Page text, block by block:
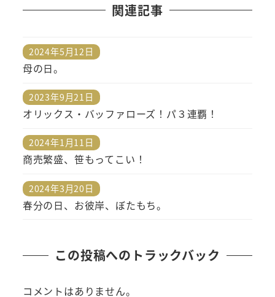
関連記事
母の日。
投稿日
2024年5月12日
オリックス・バッファローズ！パ３連覇！
投稿日
2023年9月21日
商売繁盛、笹もってこい！
投稿日
2024年1月11日
春分の日、お彼岸、ぼたもち。
投稿日
2024年3月20日
この投稿へのトラックバック
コメントはありません。